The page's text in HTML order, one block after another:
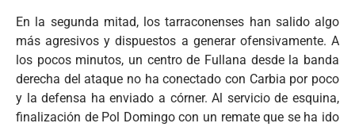
En la segunda mitad, los tarraconenses han salido algo
más agresivos y dispuestos a generar ofensivamente. A
los pocos minutos, un centro de Fullana desde la banda
derecha del ataque no ha conectado con Carbia por poco
y la defensa ha enviado a córner. Al servicio de esquina,
finalización de Pol Domingo con un remate que se ha ido